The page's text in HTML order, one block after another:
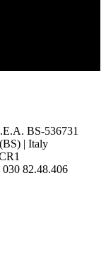
BS-536731
| Italy
82.48.406